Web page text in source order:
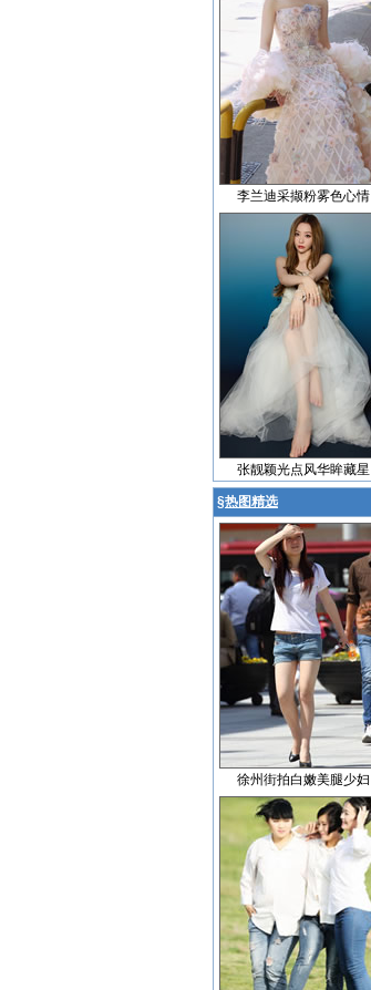
李兰迪采撷粉雾色心情
张靓颖光点风华眸藏星
§热图精选
徐州街拍白嫩美腿少妇